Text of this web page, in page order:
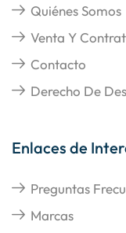
Quiénes Somos
Venta Y
Contacto
Derecho De
Enlaces de
Preguntas
Marcas